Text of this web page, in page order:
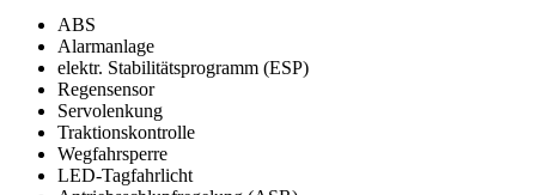
ABS
Alarmanlage
elektr. Stabilitätsprogramm (ESP)
Regensensor
Servolenkung
Traktionskontrolle
Wegfahrsperre
LED-Tagfahrlicht